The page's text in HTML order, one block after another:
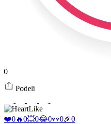
0
Podeli
Like
❤️0🔥0💥0😂0👀0🎉0